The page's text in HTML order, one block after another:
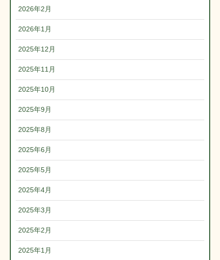
2026年2月
2026年1月
2025年12月
2025年11月
2025年10月
2025年9月
2025年8月
2025年6月
2025年5月
2025年4月
2025年3月
2025年2月
2025年1月